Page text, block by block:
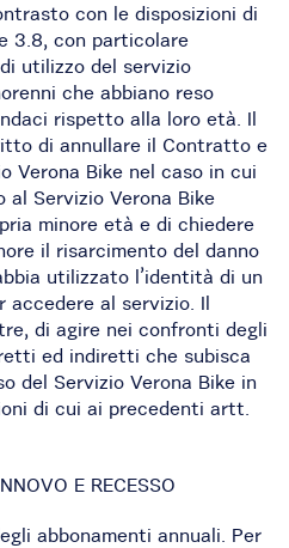
con le disposizioni di
3.8, con particolare
utilizzo del servizio
che abbiano reso
rispetto alla loro età. Il
di annullare il Contratto e
Verona Bike nel caso in cui
Servizio Verona Bike
minore età e di chiedere
il risarcimento del danno
utilizzato l’identità di un
accedere al servizio. Il
di agire nei confronti degli
ed indiretti che subisca
del Servizio Verona Bike in
di cui ai precedenti artt.
E RECESSO
abbonamenti annuali. Per